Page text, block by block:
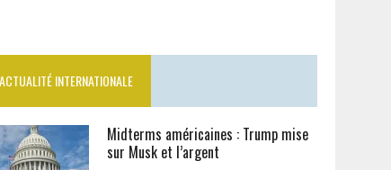
ACTUALITÉ INTERNATIONALE
Midterms américaines : Trump mise
sur Musk et l’argent